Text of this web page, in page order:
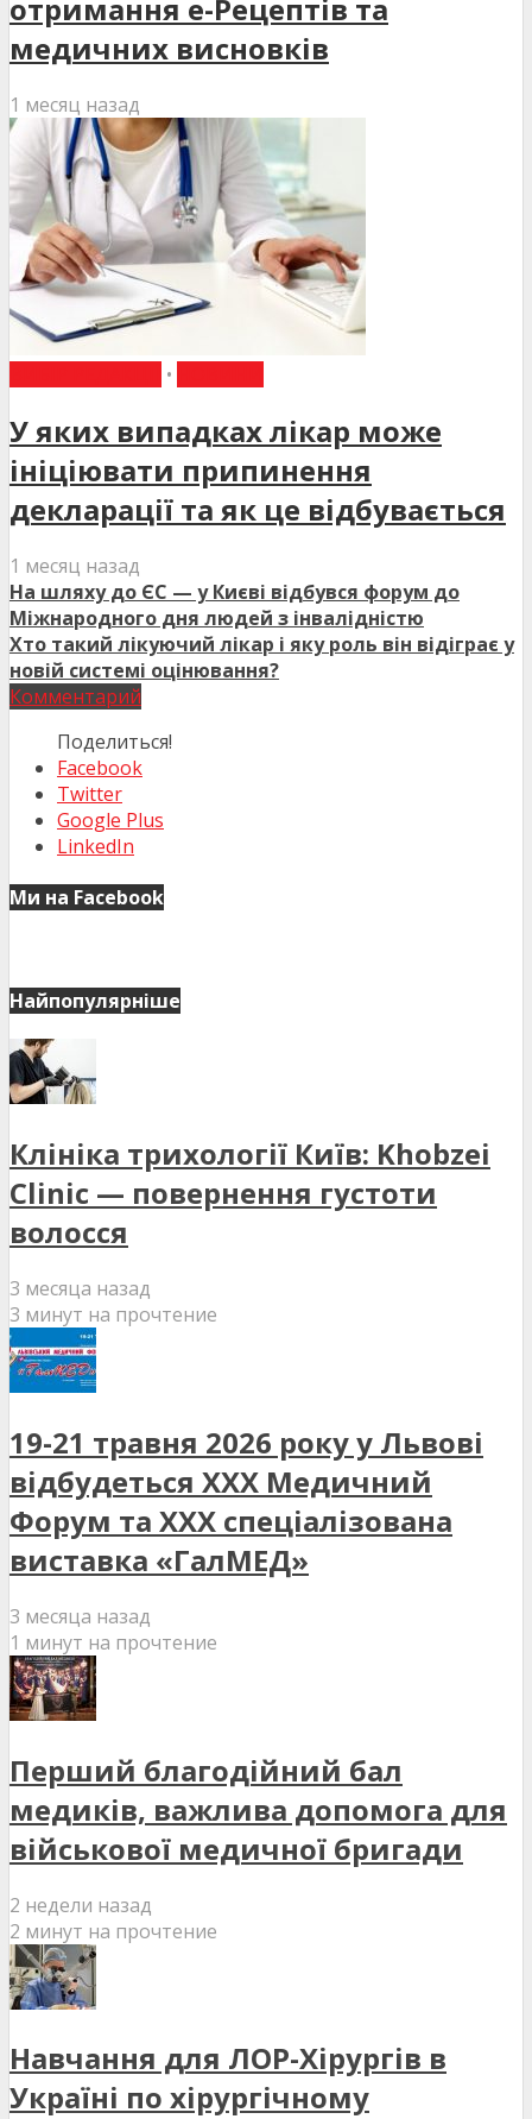
отримання е-Рецептів та
медичних висновків
1 месяц назад
•
У яких випадках лікар може
ініціювати припинення
декларації та як це відбувається
1 месяц назад
На шляху до ЄС — у Києві відбувся форум до
Міжнародного дня людей з інвалідністю
Хто такий лікуючий лікар і яку роль він відіграє у
новій системі оцінювання?
Комментарий
Поделиться!
Facebook
Twitter
Google Plus
LinkedIn
Ми на Facebook
Найпопулярніше
Клініка трихології Київ: Khobzei
Clinic — повернення густоти
волосся
3 месяца назад
3 минут на прочтение
19-21 травня 2026 року у Львові
відбудеться XXX Медичний
Форум та XXX спеціалізована
виставка «ГалМЕД»
3 месяца назад
1 минут на прочтение
Перший благодійний бал
медиків, важлива допомога для
військової медичної бригади
2 недели назад
2 минут на прочтение
Навчання для ЛОР-Хірургів в
Україні по хірургічному